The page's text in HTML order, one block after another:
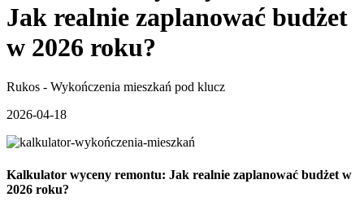
Jak realnie zaplanować budżet
w 2026 roku?
Rukos - Wykończenia mieszkań pod klucz
2026-04-18
Kalkulator wyceny remontu: Jak realnie zaplanować budżet w
2026 roku?